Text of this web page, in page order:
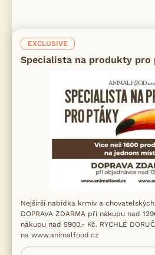
EXCLUSIVE
Specialista na produkty pro
Nejširší nabídka krmiv a
DOPRAVA ZDARMA při nákupu nad
nákupu nad 5900,- Kč. RYCHLÉ
na www.animalfood.cz